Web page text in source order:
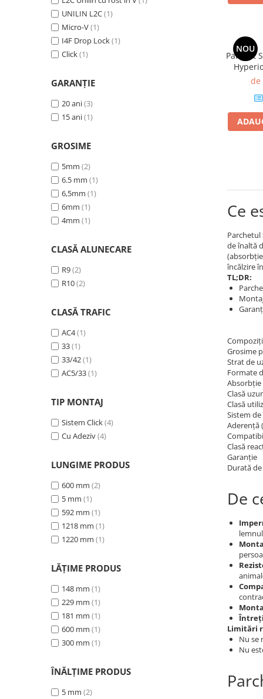
Stejar Maro Castaniu
Stejar Euris
Stejar Deschis
Stejar Royal
UNILIN L2C(1)
Micro-V(1)
I4F Drop Lock(1)
Click(1)
GARANȚIE
20 ani(3)
15 ani(1)
GROSIME
5mm (2)
6.5 mm (1)
6,5mm (1)
6mm (1)
4mm (1)
CLASĂ ALUNECARE
R9(2)
R10(2)
CLASĂ TRAFIC
AC4(1)
33(1)
33/42(1)
AC5/33(1)
TIP MONTAJ
Sistem Click(4)
Cu Adeziv(4)
LUNGIME PRODUS
600 mm (2)
5 mm (1)
592 mm (1)
1218 mm (1)
1220 mm (1)
LĂȚIME PRODUS
148 mm (1)
229 mm (1)
181 mm (1)
600 mm (1)
300 mm (1)
ÎNĂLȚIME PRODUS
5 mm (2)
NOU
Parchet
de
Ce
Parchetul
de înaltă
încălzire
TL;DR:
Grosime
Strat de
Formate
Absorbție
Clasă
Clasă
Sistem
Aderență
Clasă
Garanție
Durată
De
Limitări
Nu se
Nu